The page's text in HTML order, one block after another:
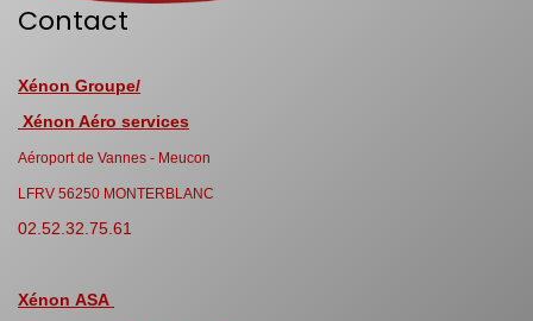
Contact
Xénon Groupe/
Xénon Aéro services
Aéroport de Vannes - Meucon
LFRV 56250 MONTERBLANC
02.52.32.75.61
Xénon ASA